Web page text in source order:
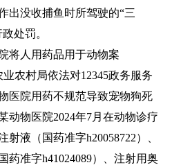
出没收捕鱼时所驾驶的“三
处罚。
将人用药品用于动物案
农村局依法对12345政务服务
医院用药不规范导致宠物狗死
动物医院2024年7月在动物诊疗
液（国药准字h20058722）、
药准字h41024089）、注射用奥